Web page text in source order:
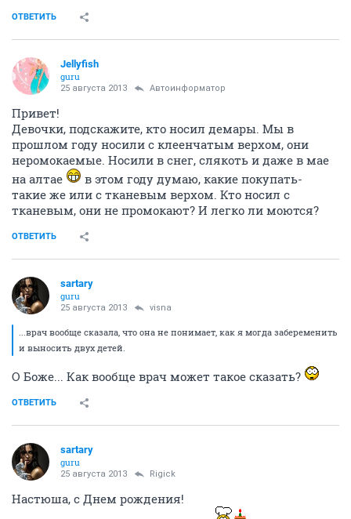
ОТВЕТИТЬ
Jellyfish
guru
25 августа 2013 Автоинформатор
Привет!
Девочки, подскажите, кто носил демары. Мы в
прошлом году носили с клеенчатым верхом, они
неромокаемые. Носили в снег, слякоть и даже в мае
на алтае
в этом году думаю, какие покупать-
такие же или с тканевым верхом. Кто носил с
тканевым, они не промокают? И легко ли моются?
ОТВЕТИТЬ
sartary
guru
25 августа 2013 visna
...врач вообще сказала, что она не понимает, как я могда забеременить
и выносить двух детей.
О Боже... Как вообще врач может такое сказать?
ОТВЕТИТЬ
sartary
guru
25 августа 2013 Rigick
Настюша, с Днем рождения!